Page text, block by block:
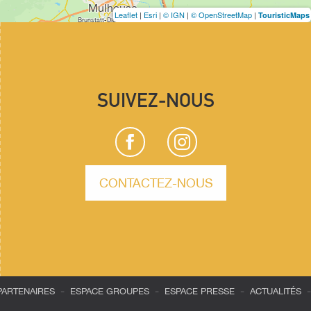
Leaflet | Esri | © IGN | © OpenStreetMap | TouristicMaps
SUIVEZ-NOUS
CONTACTEZ-NOUS
- ESPACE GROUPES - ESPACE PRESSE - ACTUALITÉS -